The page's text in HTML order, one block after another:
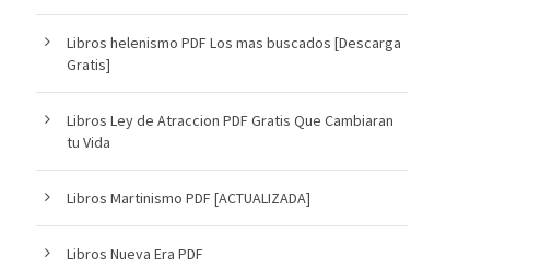
Libros helenismo PDF Los mas buscados [Descarga
Gratis]
Libros Ley de Atraccion PDF Gratis Que Cambiaran
tu Vida
Libros Martinismo PDF [ACTUALIZADA]
Libros Nueva Era PDF